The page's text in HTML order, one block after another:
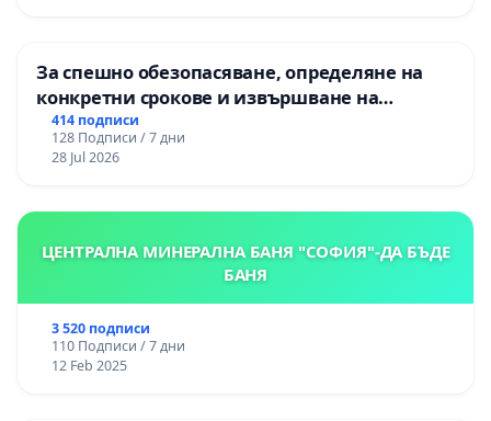
За спешно обезопасяване, определяне на
конкретни срокове и извършване на
цялостна рехабилитация на
републиканския път между пътен възел АМ
„Тракия“ - гр. Ихтиман - с. Мирово - к.к.
414 подписи
128 Подписи / 7 дни
28 Jul 2026
ЦЕНТРАЛНА МИНЕРАЛНА БАНЯ "СОФИЯ"-ДА БЪДЕ
БАНЯ
3 520 подписи
110 Подписи / 7 дни
12 Feb 2025